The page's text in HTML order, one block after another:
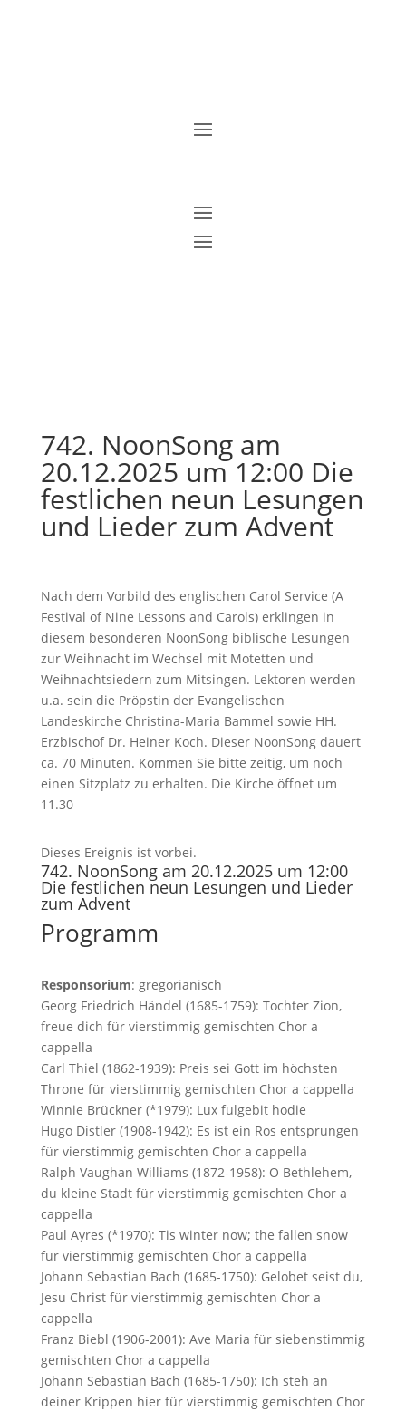
742. NoonSong am
20.12.2025 um 12:00 Die
festlichen neun Lesungen
und Lieder zum Advent
Nach dem Vorbild des englischen Carol Service (A
Festival of Nine Lessons and Carols) erklingen in
diesem besonderen NoonSong biblische Lesungen
zur Weihnacht im Wechsel mit Motetten und
Weihnachtsiedern zum Mitsingen. Lektoren werden
u.a. sein die Pröpstin der Evangelischen
Landeskirche Christina-Maria Bammel sowie HH.
Erzbischof Dr. Heiner Koch. Dieser NoonSong dauert
ca. 70 Minuten. Kommen Sie bitte zeitig, um noch
einen Sitzplatz zu erhalten. Die Kirche öffnet um
11.30
Dieses Ereignis ist vorbei.
742. NoonSong am 20.12.2025 um 12:00
Die festlichen neun Lesungen und Lieder
zum Advent
Programm
Responsorium: gregorianisch
Georg Friedrich Händel (1685-1759): Tochter Zion,
freue dich für vierstimmig gemischten Chor a
cappella
Carl Thiel (1862-1939): Preis sei Gott im höchsten
Throne für vierstimmig gemischten Chor a cappella
Winnie Brückner (*1979): Lux fulgebit hodie
Hugo Distler (1908-1942): Es ist ein Ros entsprungen
für vierstimmig gemischten Chor a cappella
Ralph Vaughan Williams (1872-1958): O Bethlehem,
du kleine Stadt für vierstimmig gemischten Chor a
cappella
Paul Ayres (*1970): Tis winter now; the fallen snow
für vierstimmig gemischten Chor a cappella
Johann Sebastian Bach (1685-1750): Gelobet seist du,
Jesu Christ für vierstimmig gemischten Chor a
cappella
Franz Biebl (1906-2001): Ave Maria für siebenstimmig
gemischten Chor a cappella
Johann Sebastian Bach (1685-1750): Ich steh an
deiner Krippen hier für vierstimmig gemischten Chor